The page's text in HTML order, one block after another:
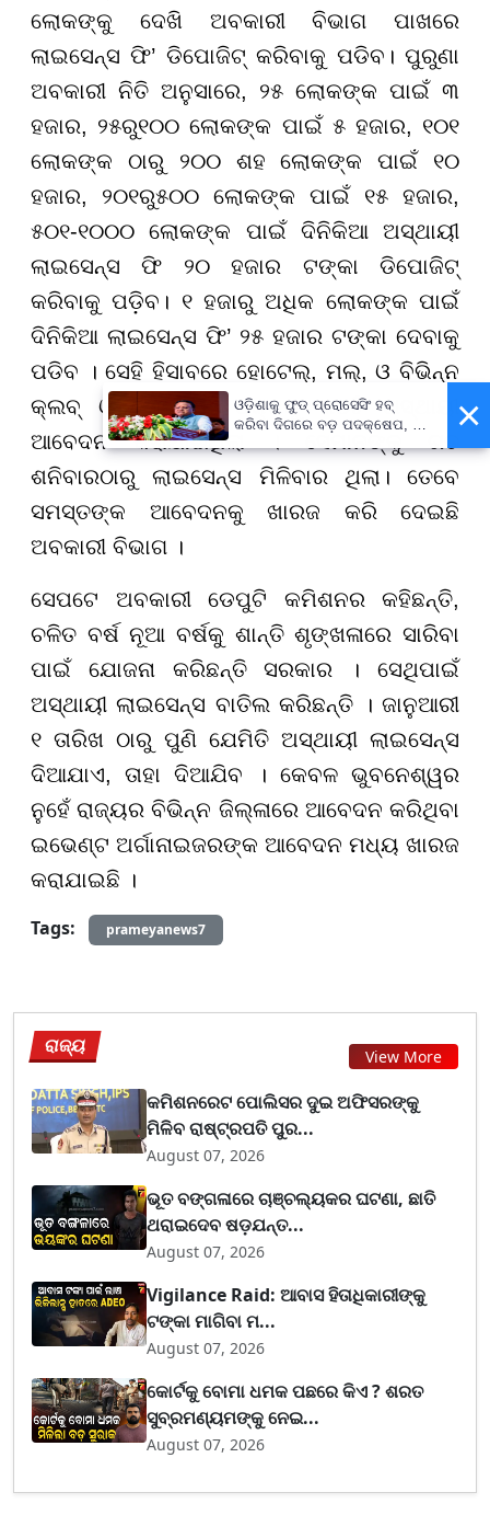
ଲୋକଙ୍କୁ ଦେଖି ଅବକାରୀ ବିଭାଗ ପାଖରେ
ଲାଇସେନ୍ସ ଫି’ ଡିପୋଜିଟ୍ କରିବାକୁ ପଡିବ। ପୁରୁଣା
ଅବକାରୀ ନିତି ଅନୁସାରେ, ୨୫ ଲୋକଙ୍କ ପାଇଁ ୩
ହଜାର, ୨୫ରୁ୧୦୦ ଲୋକଙ୍କ ପାଇଁ ୫ ହଜାର, ୧୦୧
ଲୋକଙ୍କ ଠାରୁ ୨୦୦ ଶହ ଲୋକଙ୍କ ପାଇଁ ୧୦
ହଜାର, ୨୦୧ରୁ୫୦୦ ଲୋକଙ୍କ ପାଇଁ ୧୫ ହଜାର,
୫୦୧-୧୦୦୦ ଲୋକଙ୍କ ପାଇଁ ଦିନିକିଆ ଅସ୍ଥାୟୀ
ଲାଇସେନ୍ସ ଫି ୨୦ ହଜାର ଟଙ୍କା ଡିପୋଜିଟ୍
କରିବାକୁ ପଡ଼ିବ। ୧ ହଜାରୁ ଅଧିକ ଲୋକଙ୍କ ପାଇଁ
ଦିନିକିଆ ଲାଇସେନ୍ସ ଫି’ ୨୫ ହଜାର ଟଙ୍କା ଦେବାକୁ
ପଡିବ । ସେହି ହିସାବରେ ହୋଟେଲ୍, ମଲ୍, ଓ ବିଭିନ୍ନ
କ୍ଲବ୍ ଓ ସୋସାଇଟି ପକ୍ଷରୁ ୩୦ଟି ଅସ୍ଥାୟୀ
ଆବେଦନ କରାଯାଇଥିଲା । ସେମାନଙ୍କୁ ଗତ
ଶନିବାରଠାରୁ ଲାଇସେନ୍ସ ମିଳିବାର ଥିଲା। ତେବେ
ସମସ୍ତଙ୍କ ଆବେଦନକୁ ଖାରଜ କରି ଦେଇଛି
ଅବକାରୀ ବିଭାଗ ।
ସେପଟେ ଅବକାରୀ ଡେପୁଟି କମିଶନର କହିଛନ୍ତି,
ଚଳିତ ବର୍ଷ ନୂଆ ବର୍ଷକୁ ଶାନ୍ତି ଶୃଙ୍ଖଳାରେ ସାରିବା
ପାଇଁ ଯୋଜନା କରିଛନ୍ତି ସରକାର । ସେଥିପାଇଁ
ଅସ୍ଥାୟୀ ଲାଇସେନ୍ସ ବାତିଲ କରିଛନ୍ତି । ଜାନୁଆରୀ
୧ ତାରିଖ ଠାରୁ ପୁଣି ଯେମିତି ଅସ୍ଥାୟୀ ଲାଇସେନ୍ସ
ଦିଆଯାଏ, ତାହା ଦିଆଯିବ । କେବଳ ଭୁବନେଶ୍ୱର
ନୁହେଁ ରାଜ୍ୟର ବିଭିନ୍ନ ଜିଲ୍ଳାରେ ଆବେଦନ କରିଥିବା
ଇଭେଣ୍ଟ ଅର୍ଗାନାଇଜରଙ୍କ ଆବେଦନ ମଧ୍ୟ ଖାରଜ
କରାଯାଇଛି ।
Tags:
prameyanews7
ରାଜ୍ୟ View More
କମିଶନରେଟ ପୋଲିସର ଦୁଇ ଅଫିସରଙ୍କୁ
ମିଳିବ ରାଷ୍ଟ୍ରପତି ପୁର...
August 07, 2026
ଭୂତ ବଙ୍ଗଳାରେ ଚାଞ୍ଚଲ୍ୟକର ଘଟଣା, ଛାତି
ଥରାଇଦେବ ଷଡ଼ଯନ୍ତ...
August 07, 2026
Vigilance Raid: ଆବାସ ହିତାଧିକାରୀଙ୍କୁ
ଟଙ୍କା ମାଗିବା ମ...
August 07, 2026
କୋର୍ଟକୁ ବୋମା ଧମକ ପଛରେ କିଏ ? ଶରତ
ସୁବ୍ରମଣ୍ୟମଙ୍କୁ ନେଇ...
August 07, 2026
×
ଓଡ଼ିଶାକୁ ଫୁଡ୍ ପ୍ରୋସେସିଂ ହବ୍
କରିବା ଦିଗରେ ବଡ଼ ପଦକ୍ଷେପ, ୪୨
ହଜାରରୁ ଅଧିକ ନିଯୁକ୍ତି ସୁଯୋଗ